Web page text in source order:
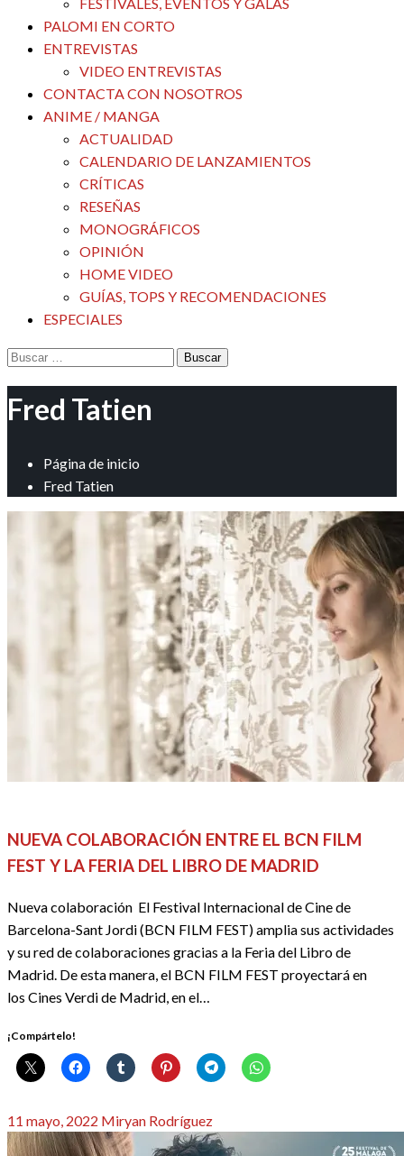
PALOMI EN CORTO
ENTREVISTAS
VIDEO ENTREVISTAS
CONTACTA CON NOSOTROS
ANIME / MANGA
ACTUALIDAD
CALENDARIO DE LANZAMIENTOS
CRÍTICAS
RESEÑAS
MONOGRÁFICOS
OPINIÓN
HOME VIDEO
GUÍAS, TOPS Y RECOMENDACIONES
ESPECIALES
Buscar:
Fred Tatien
Página de inicio
Fred Tatien
NUEVA COLABORACIÓN ENTRE EL BCN FILM
FEST Y LA FERIA DEL LIBRO DE MADRID
Nueva colaboración El Festival Internacional de Cine de
Barcelona-Sant Jordi (BCN FILM FEST) amplia sus actividades
y su red de colaboraciones gracias a la Feria del Libro de
Madrid. De esta manera, el BCN FILM FEST proyectará en
los Cines Verdi de Madrid, en el…
¡Compártelo!
Publicado
el
11 mayo, 2022 Miryan Rodríguez